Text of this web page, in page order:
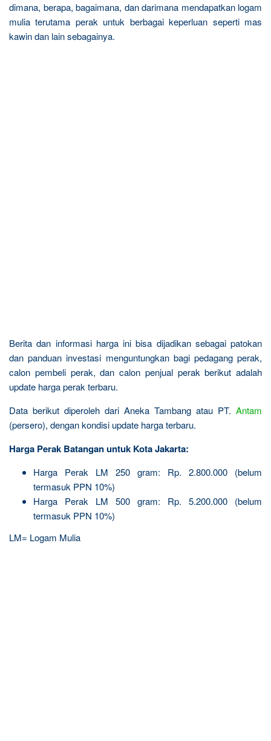
dimana, berapa, bagaimana, dan darimana mendapatkan logam
mulia terutama perak untuk berbagai keperluan seperti mas
kawin dan lain sebagainya.
Berita dan informasi harga ini bisa dijadikan sebagai patokan
dan panduan investasi menguntungkan bagi pedagang perak,
calon pembeli perak, dan calon penjual perak berikut adalah
update harga perak terbaru.
Data berikut diperoleh dari Aneka Tambang atau PT. Antam
(persero), dengan kondisi update harga terbaru.
Harga Perak Batangan untuk Kota Jakarta:
Harga Perak LM 250 gram: Rp. 2.800.000 (belum
termasuk PPN 10%)
Harga Perak LM 500 gram: Rp. 5.200.000 (belum
termasuk PPN 10%)
LM= Logam Mulia